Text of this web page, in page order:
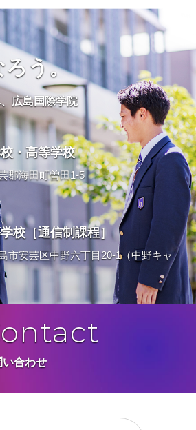
ろう。
広島国際学院
・高等学校
郡海田町曽田1-5
校［通信制課程］
市安芸区中野六丁目20-1（中野キャ
い合わせ